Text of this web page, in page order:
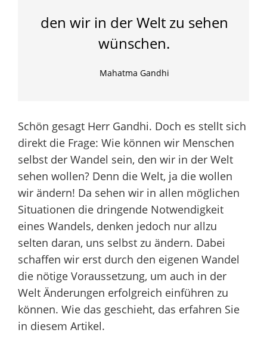
den wir in der Welt zu sehen
wünschen.
Mahatma Gandhi
Schön gesagt Herr Gandhi. Doch es stellt sich
direkt die Frage: Wie können wir Menschen
selbst der Wandel sein, den wir in der Welt
sehen wollen? Denn die Welt, ja die wollen
wir ändern! Da sehen wir in allen möglichen
Situationen die dringende Notwendigkeit
eines Wandels, denken jedoch nur allzu
selten daran, uns selbst zu ändern. Dabei
schaffen wir erst durch den eigenen Wandel
die nötige Voraussetzung, um auch in der
Welt Änderungen erfolgreich einführen zu
können. Wie das geschieht, das erfahren Sie
in diesem Artikel.